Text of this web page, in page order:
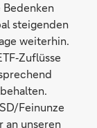
steigenden
weiterhin.
Feinunze
an unseren